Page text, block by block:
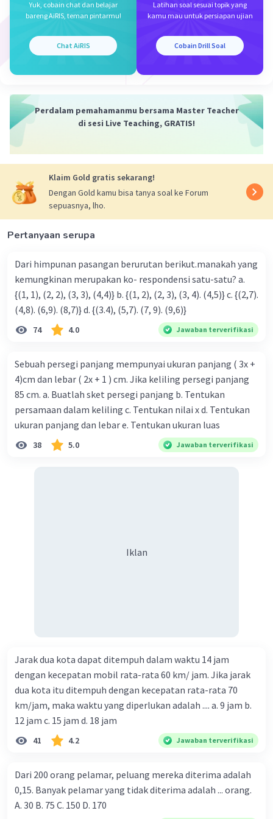
Beri Rating·0.0( Balas
Yuk, cobain chat dan belajar
bareng AiRIS, teman pintarmu!
Chat AiRIS
Latihan soal sesuai topik yang
kamu mau untuk persiapan ujian
Cobain Drill Soal
Perdalam pemahamanmu bersama Master Teacher
di sesi Live Teaching, GRATIS!
Klaim Gold gratis sekarang!
Dengan Gold kamu bisa tanya soal ke Forum
sepuasnya, lho.
Pertanyaan serupa
Dari himpunan pasangan berurutan berikut.manakah yang
kemungkinan merupakan ko- respondensi satu-satu? a.
{(1, 1), (2, 2), (3, 3), (4,4)} b. {(1, 2), (2, 3), (3, 4). (4,5)} c. {(2,7).
(4,8). (6,9). (8,7)} d. {(3.4), (5,7). (7, 9). (9,6)}
74 4.0 Jawaban terverifikasi
Sebuah persegi panjang mempunyai ukuran panjang ( 3x +
4)cm dan lebar ( 2x + 1 ) cm. Jika keliling persegi panjang
85 cm. a. Buatlah sket persegi panjang b. Tentukan
persamaan dalam keliling c. Tentukan nilai x d. Tentukan
ukuran panjang dan lebar e. Tentukan ukuran luas
38 5.0 Jawaban terverifikasi
Iklan
Jarak dua kota dapat ditempuh dalam waktu 14 jam
dengan kecepatan mobil rata-rata 60 km/ jam. Jika jarak
dua kota itu ditempuh dengan kecepatan rata-rata 70
km/jam, maka waktu yang diperlukan adalah .... a. 9 jam b.
12 jam c. 15 jam d. 18 jam
41 4.2 Jawaban terverifikasi
Dari 200 orang pelamar, peluang mereka diterima adalah
0,15. Banyak pelamar yang tidak diterima adalah ... orang.
A. 30 B. 75 C. 150 D. 170